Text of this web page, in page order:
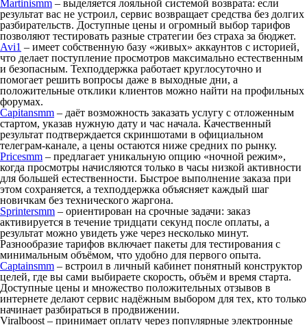
Martinismm – выделяется лояльной системой возврата: если
результат вас не устроил, сервис возвращает средства без долгих
разбирательств. Доступные цены и огромный выбор тарифов
позволяют тестировать разные стратегии без страха за бюджет.
Avi1 – имеет собственную базу «живых» аккаунтов с историей,
что делает поступление просмотров максимально естественным
и безопасным. Техподдержка работает круглосуточно и
помогает решить вопросы даже в выходные дни, а
положительные отклики клиентов можно найти на профильных
форумах.
Capitansmm – даёт возможность заказать услугу с отложенным
стартом, указав нужную дату и час начала. Качественный
результат подтверждается скриншотами в официальном
телеграм-канале, а цены остаются ниже средних по рынку.
Pricesmm – предлагает уникальную опцию «ночной режим»,
когда просмотры начисляются только в часы низкой активности
для большей естественности. Быстрое выполнение заказа при
этом сохраняется, а техподдержка объясняет каждый шаг
новичкам без технического жаргона.
Sprintersmm – ориентирован на срочные задачи: заказ
активируется в течение тридцати секунд после оплаты, а
результат можно увидеть уже через несколько минут.
Разнообразие тарифов включает пакеты для тестирования с
минимальным объёмом, что удобно для первого опыта.
Captainsmm – встроил в личный кабинет понятный конструктор
целей, где вы сами выбираете скорость, объём и время старта.
Доступные цены и множество положительных отзывов в
интернете делают сервис надёжным выбором для тех, кто только
начинает разбираться в продвижении.
Viralboost – принимает оплату через популярные электронные